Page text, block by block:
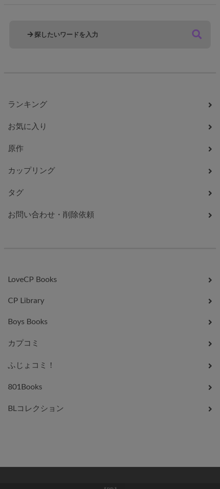
ランキング
お気に入り
原作
カップリング
タグ
お問い合わせ・削除依頼
LoveCP Books
CP Library
Boys Books
カプコミ
ふじょコミ！
801Books
BLコレクション